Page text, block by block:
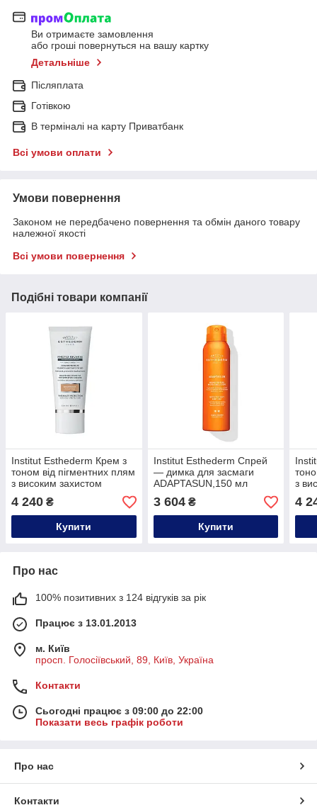
Ви отримаєте замовлення
або гроші повернуться на вашу картку
Детальніше
Післяплата
Готівкою
В терміналі на карту Приватбанк
Всі умови оплати
Умови повернення
Законом не передбачено повернення та обмін даного товару
належної якості
Всі умови повернення
Подібні товари компанії
Institut Esthederm Крем з
тоном від пігментних плям
з високим захистом
PHOTO REVERSE
(Бежевий), 50 мл
4 240 ₴
Купити
Institut Esthederm Спрей
— димка для засмаги
ADAPTASUN,150 мл
3 604₴
Купити
з
4
Про нас
100% позитивних з 124 відгуків за рік
Працює з 13.01.2013
м. Київ
просп. Голосіївський, 89, Київ, Україна
Контакти
Сьогодні працює з 09:00 до 22:00
Показати весь графік роботи
Про нас
Контакти